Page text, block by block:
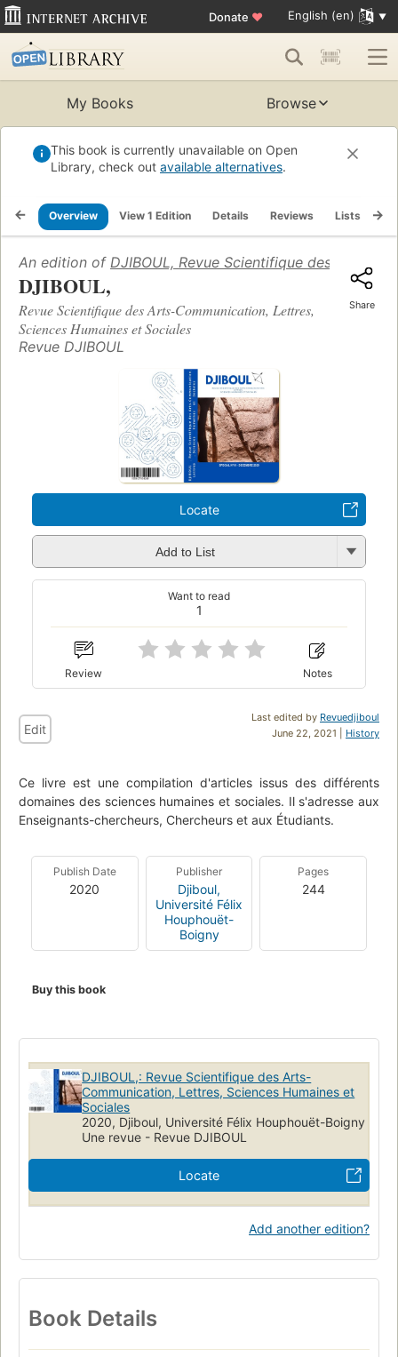
Donate ♥ English (en)
My Books Browse
This book is currently unavailable on Open
Library, check out available alternatives.
Overview View 1 Edition Details Reviews Lists
An edition of DJIBOUL, Revue Scientifique des Arts-
DJIBOUL,
Revue Scientifique des Arts-Communication, Lettres,
Sciences Humaines et Sociales
Revue DJIBOUL
Share
Locate
Add to List
1
Want to read
Review Notes
Last edited by Revuedjiboul
June 22, 2021 | History
Edit
Ce livre est une compilation d'articles issus des différents
domaines des sciences humaines et sociales. Il s'adresse aux
Enseignants-chercheurs, Chercheurs et aux Étudiants.
Publish Date
2020
Publisher
Djiboul,
Université Félix
Houphouët-
Boigny
Pages
244
Buy this book
DJIBOUL,: Revue Scientifique des Arts-
Communication, Lettres, Sciences Humaines et
Sociales
2020, Djiboul, Université Félix Houphouët-Boigny
Une revue - Revue DJIBOUL
Locate
Add another edition?
Book Details